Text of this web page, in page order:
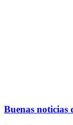
Buenas noticias